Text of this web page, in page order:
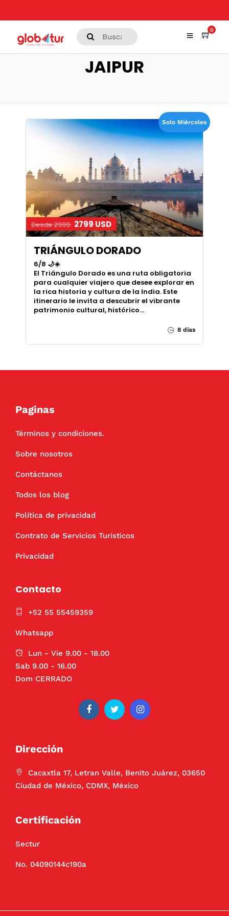
0
JAIPUR
Solo Miércoles
Desde 2999 2799 USD
TRIÁNGULO DORADO
6/8 🌙☀️
El Triángulo Dorado es una ruta obligatoria
para cualquier viajero que desee explorar en
la rica historia y cultura de la India. Este
itinerario le invita a descubrir el vibrante
patrimonio cultural, histórico…
8 días
Paginas
Términos y condiciones.
Sobre nosotros
Contáctanos
Todos los blog
Política de privacidad
Contrato de Servicios Turísticos
Privacidad
Contacto
+52 55 55459359
Whatsapp
Lun - Vie 9.00 - 18.00
Sab 9.00 - 16.00
Dom CERRADO
Dirección
Cacaxtla 17, Letran Valle, Benito Juárez, 03650
Ciudad de México, CDMX, México
Certificación
Sectur
No. 04090144c190a